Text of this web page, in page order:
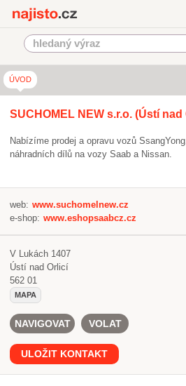
ÚVOD
SUCHOMEL NEW s.r.o. (Ústí nad
Nabízíme prodej a opravu vozů
náhradních dílů na vozy Saab a Nissan.
web: www.suchomelnew.cz
e-shop: www.eshopsaabcz.cz
V Lukách 1407
Ústí nad Orlicí
562 01
MAPA
NAVIGOVAT VOLAT
ULOŽIT KONTAKT